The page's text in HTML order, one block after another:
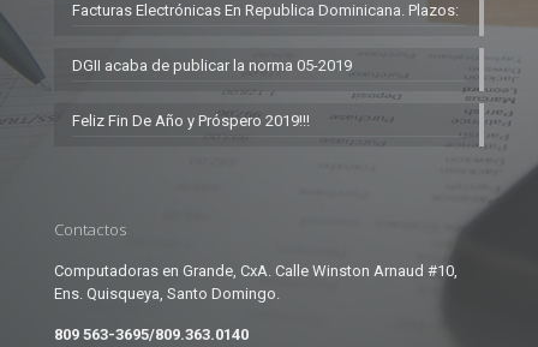
Facturas Electrónicas En Republica Dominicana. Plazos:
DGII acaba de publicar la norma 05-2019
Feliz Fin De Año y Próspero 2019!!!
Contactos
Computadoras en Grande, CxA. Calle Winston Arnaud #10,
Ens. Quisqueya, Santo Domingo.
809 563-3695/809.363.0140